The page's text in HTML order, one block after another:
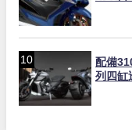
配備
列四缸